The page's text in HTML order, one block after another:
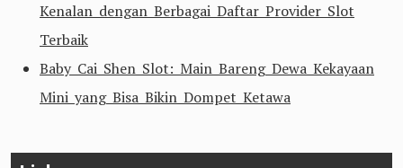
Kenalan dengan Berbagai Daftar Provider Slot
Terbaik
Baby Cai Shen Slot: Main Bareng Dewa Kekayaan
Mini yang Bisa Bikin Dompet Ketawa